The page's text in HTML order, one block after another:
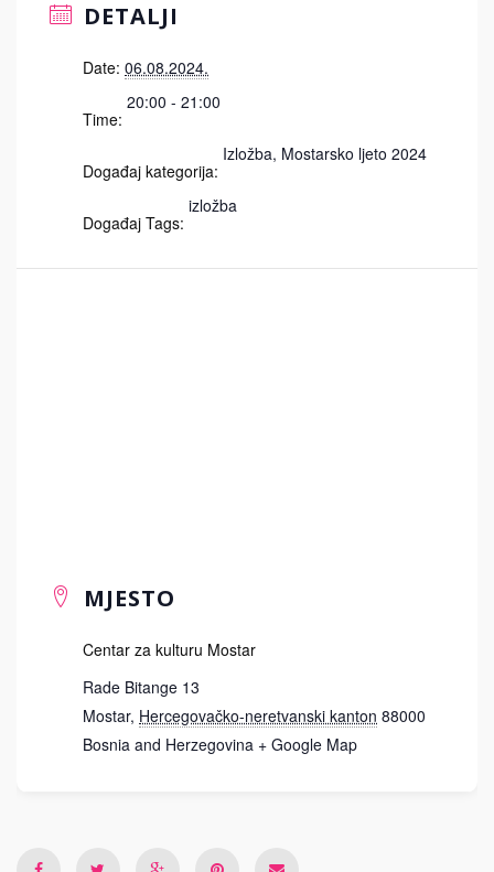
DETALJI
Date: 06.08.2024.
Time:
20:00 - 21:00
Događaj kategorija:
Izložba, Mostarsko ljeto 2024
Događaj Tags:
izložba
MJESTO
Centar za kulturu Mostar
Rade Bitange 13
Mostar, Hercegovačko-neretvanski kanton 88000
Bosnia and Herzegovina + Google Map